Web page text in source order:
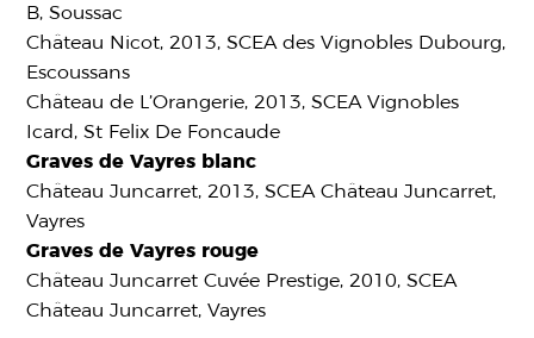
B, Soussac
Château Nicot, 2013, SCEA des Vignobles Dubourg,
Escoussans
Château de L’Orangerie, 2013, SCEA Vignobles
Icard, St Felix De Foncaude
Graves de Vayres blanc
Château Juncarret, 2013, SCEA Château Juncarret,
Vayres
Graves de Vayres rouge
Château Juncarret Cuvée Prestige, 2010, SCEA
Château Juncarret, Vayres